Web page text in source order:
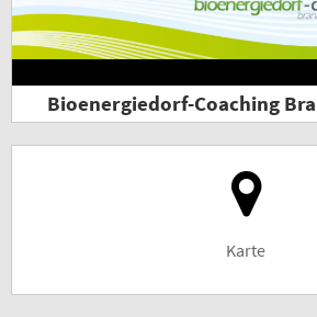
Bioenergiedorf-Coaching
Karte